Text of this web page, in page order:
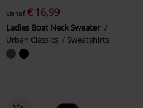
vanaf€ 16,99
Ladies Boat Neck Sweater
Urban Classics
Sweatshirts